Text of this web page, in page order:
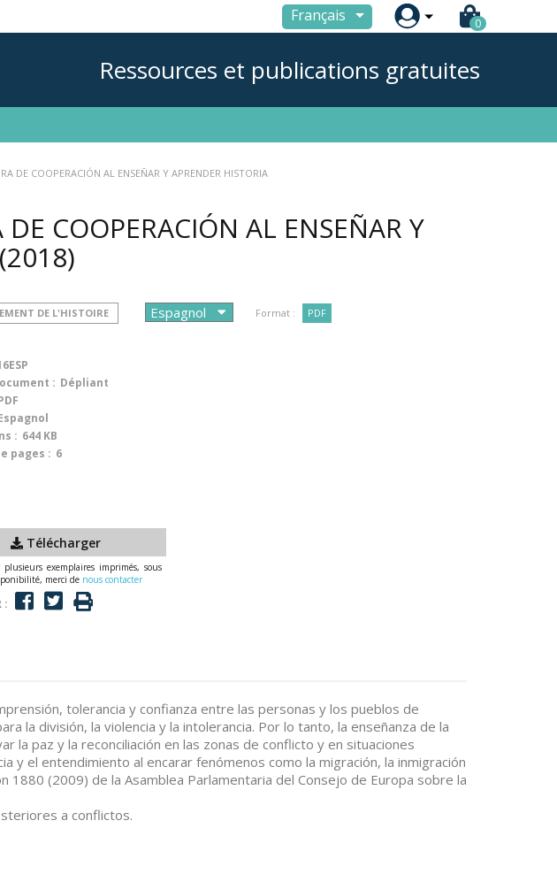
Français  0
Ressources et publications gratuites
DE COOPERACIÓN AL ENSEÑAR Y APRENDER HISTORIA
COOPERACIÓN AL ENSEÑAR Y
(2018)
DE L'HISTOIRE Format : PDF
: Dépliant
: 644 KB
pages : 6
Télécharger
plusieurs exemplaires imprimés, sous
merci de nous contacter
:
tolerancia y confianza entre las personas y los pueblos de
la división, la violencia y la intolerancia. Por lo tanto, la enseñanza de la
la paz y la reconciliación en las zonas de conflicto y en situaciones
y el entendimiento al encarar fenómenos como la migración, la inmigración
1880 (2009) de la Asamblea Parlamentaria del Consejo de Europa sobre la
a conflictos.